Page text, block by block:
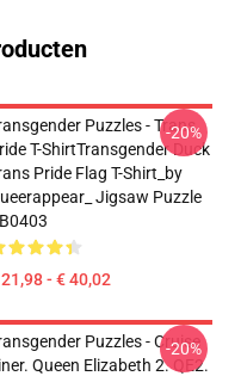
Puzzles - Trans
T-ShirtTransgender Duck
Pride Flag T-Shirt_by
Jigsaw Puzzle
- € 40,02
-20%
Puzzles - Cruise
Queen Elizabeth 2. QE2.
-20%